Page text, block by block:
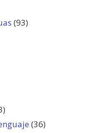
(93)
(36)